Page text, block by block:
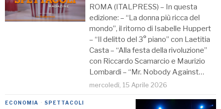
ROMA (ITALPRESS) – In questa
edizione: – “La donna più ricca del
mondo”, il ritorno di Isabelle Huppert
– “Il delitto del 3° piano” con Laetitia
Casta – “Alla festa della rivoluzione”
con Riccardo Scamarcio e Maurizio
Lombardi – “Mr. Nobody Against…
mercoledì, 15 Aprile 2026
ECONOMIA · SPETTACOLI